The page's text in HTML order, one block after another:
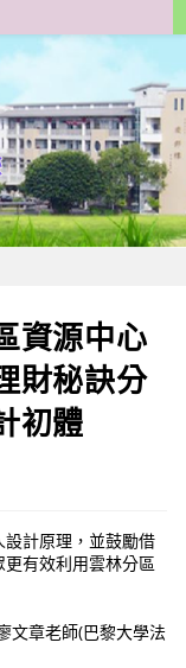
資源中心
財秘訣分
初體
計原理，並鼓勵借
有效利用雲林分區
文章老師(巴黎大學法